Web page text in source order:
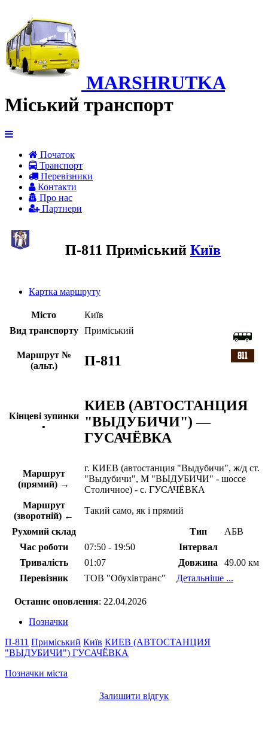
MARSHRUTKA
Міський транспорт
Початок
Транспорт
Перевiзники
Контакти
Про нас
Партнери
П-811 Приміський Київ
Картка маршруту
Місто
Київ
Вид транспорту
Приміський
Маршрут №
(альт.)
П-811
Кінцеві зупинки
•
КИЕВ (АВТОСТАНЦИЯ
"ВЫДУБИЧИ") —
ГУСАЧЁВКА
Маршрут
(прямий) →
г. КИЕВ (автостанция "Выдубичи", ж/д ст.
"Выдубичи", М "ВЫДУБИЧИ" - шоссе
Столичное) - с. ГУСАЧЁВКА
Маршрут
(зворотній) ←
Такий само, як і прямий
Рухомий склад Тип
АБВ
Час роботи
07:50 - 19:50
Інтервал
Тривалість
01:07 Довжина
49.00 км
Перевізник
ТОВ "Обухівтранс" Детальніше ...
Останнє оновлення: 22.04.2026
Позначки
П-811 Приміський Київ КИЕВ (АВТОСТАНЦИЯ
"ВЫДУБИЧИ") ГУСАЧЁВКА
Позначки міста
Залишити відгук